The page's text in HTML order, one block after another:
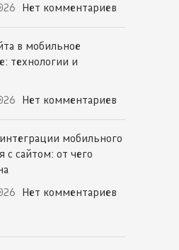
Нет комментариев
в мобильное
технологии и
Нет комментариев
мобильного
с сайтом: от чего
Нет комментариев